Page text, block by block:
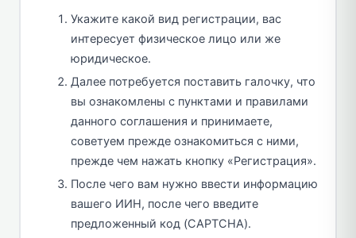
Укажите какой вид регистрации, вас
интересует физическое лицо или же
юридическое.
Далее потребуется поставить галочку, что
вы ознакомлены с пунктами и правилами
данного соглашения и принимаете,
советуем прежде ознакомиться с ними,
прежде чем нажать кнопку «Регистрация».
После чего вам нужно ввести информацию
вашего ИИН, после чего введите
предложенный код (CAPTCHA).